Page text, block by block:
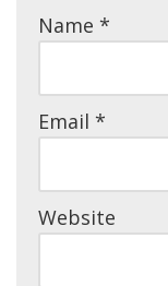
Name *
Email *
Website